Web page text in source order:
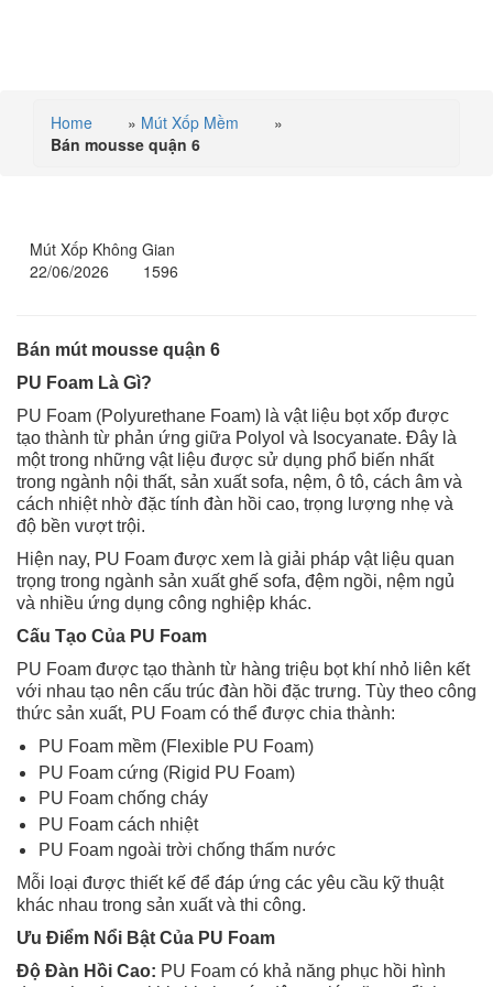
Home » Mút Xốp Mềm
»
Bán mousse quận 6
Mút Xốp Không Gian
22/06/2026
1596
Bán mút mousse quận 6
PU Foam Là Gì?
PU Foam (Polyurethane Foam) là vật liệu bọt xốp được
tạo thành từ phản ứng giữa Polyol và Isocyanate. Đây là
một trong những vật liệu được sử dụng phổ biến nhất
trong ngành nội thất, sản xuất sofa, nệm, ô tô, cách âm và
cách nhiệt nhờ đặc tính đàn hồi cao, trọng lượng nhẹ và
độ bền vượt trội.
Hiện nay, PU Foam được xem là giải pháp vật liệu quan
trọng trong ngành sản xuất ghế sofa, đệm ngồi, nệm ngủ
và nhiều ứng dụng công nghiệp khác.
Cấu Tạo Của PU Foam
PU Foam được tạo thành từ hàng triệu bọt khí nhỏ liên kết
với nhau tạo nên cấu trúc đàn hồi đặc trưng. Tùy theo công
thức sản xuất, PU Foam có thể được chia thành:
PU Foam mềm (Flexible PU Foam)
PU Foam cứng (Rigid PU Foam)
PU Foam chống cháy
PU Foam cách nhiệt
PU Foam ngoài trời chống thấm nước
Mỗi loại được thiết kế để đáp ứng các yêu cầu kỹ thuật
khác nhau trong sản xuất và thi công.
Ưu Điểm Nổi Bật Của PU Foam
Độ Đàn Hồi Cao: PU Foam có khả năng phục hồi hình